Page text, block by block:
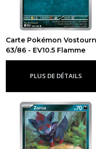
Carte Pokémon
63/86 - EV10.5 Flamme
Blanche-Ev10.5 - Flamme
PLUS DE DÉTAILS